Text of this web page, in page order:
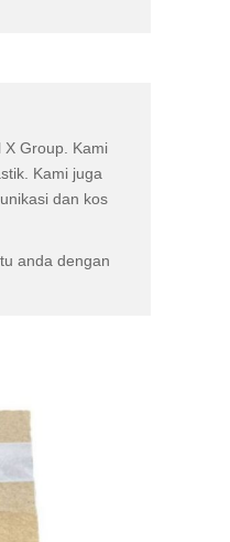
X Group. Kami
Kami juga
dan kos
anda dengan